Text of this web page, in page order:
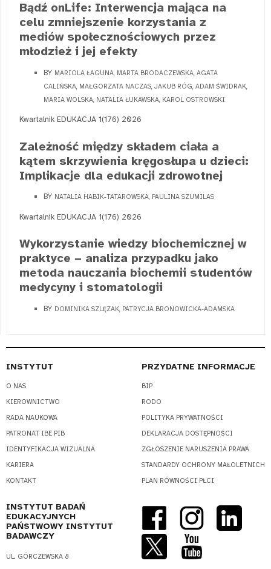
Bądź onLife: Interwencja mająca na
celu zmniejszenie korzystania z
mediów społecznościowych przez
młodzież i jej efekty
BY MARIOLA ŁAGUNA, MARTA BRODACZEWSKA, AGATA
CALIŃSKA, MAŁGORZATA NACZAS, JAKUB RÓG, ADAM ŚWIDRAK,
MARIA WOLSKA, NATALIA ŁUKAWSKA, KAROL OSTROWSKI
Kwartalnik EDUKACJA 1(176) 2026
Zależność między składem ciała a
kątem skrzywienia kręgosłupa u dzieci:
Implikacje dla edukacji zdrowotnej
BY NATALIA HABIK-TATAROWSKA, PAULINA SZUMILAS
Kwartalnik EDUKACJA 1(176) 2026
Wykorzystanie wiedzy biochemicznej w
praktyce − analiza przypadku jako
metoda nauczania biochemii studentów
medycyny i stomatologii
BY DOMINIKA SZLĘZAK, PATRYCJA BRONOWICKA-ADAMSKA
INSTYTUT
O NAS
KIEROWNICTWO
RADA NAUKOWA
PATRONAT IBE PIB
IDENTYFIKACJA WIZUALNA
KARIERA
KONTAKT
PRZYDATNE INFORMACJE
BIP
RODO
POLITYKA PRYWATNOŚCI
DEKLARACJA DOSTĘPNOŚCI
ZGŁOSZENIE NARUSZENIA PRAWA
STANDARDY OCHRONY MAŁOLETNICH
PLAN RÓWNOŚCI PŁCI
INSTYTUT BADAŃ
EDUKACYJNYCH
PAŃSTWOWY INSTYTUT
BADAWCZY
UL. GÓRCZEWSKA 8